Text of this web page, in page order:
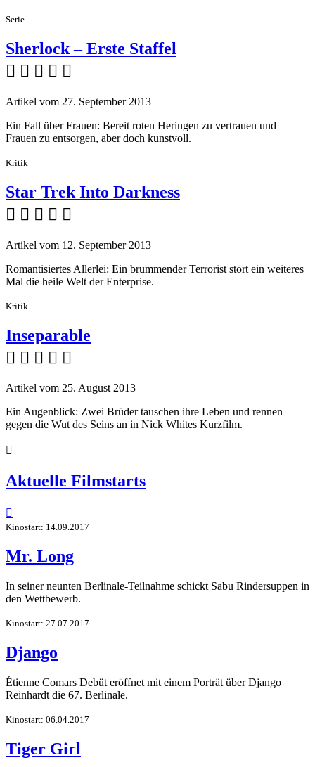
Serie
Sherlock – Erste Staffel
    
Artikel vom 27. September 2013
Ein Fall über Frauen: Bereit roten Heringen zu vertrauen und
Frauen zu entsorgen, aber doch kunstvoll.
Kritik
Star Trek Into Darkness
    
Artikel vom 12. September 2013
Romantisiertes Allerlei: Ein brummender Terrorist stört ein weiteres
Mal die heile Welt der Enterprise.
Kritik
Inseparable
    
Artikel vom 25. August 2013
Ein Augenblick: Zwei Brüder tauschen ihre Leben und rennen
gegen die Wut des Seins an in Nick Whites Kurzfilm.

Aktuelle Filmstarts

Kinostart: 14.09.2017
Mr. Long
In seiner neunten Berlinale-Teilnahme schickt Sabu Rindersuppen in
den Wettbewerb.
Kinostart: 27.07.2017
Django
Étienne Comars Debüt eröffnet mit einem Porträt über Django
Reinhardt die 67. Berlinale.
Kinostart: 06.04.2017
Tiger Girl